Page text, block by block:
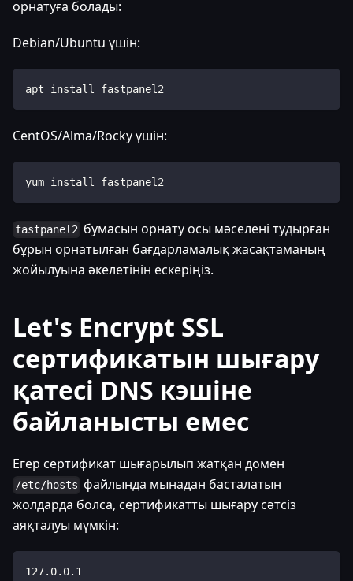
орнатуға болады:
Debian/Ubuntu үшін:
apt install fastpanel2
CentOS/Alma/Rocky үшін:
yum install fastpanel2
fastpanel2 бумасын орнату осы мәселені тудырған
бұрын орнатылған бағдарламалық жасақтаманың
жойылуына әкелетінін ескеріңіз.
Let's Encrypt SSL
сертификатын шығару
қатесі DNS кэшіне
байланысты емес
Егер сертификат шығарылып жатқан домен
/etc/hosts файлында мынадан басталатын
жолдарда болса, сертификатты шығару сәтсіз
аяқталуы мүмкін:
127.0.0.1